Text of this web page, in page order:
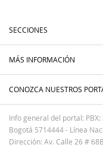
SECCIONES
MÁS INFORMACIÓN
CONOZCA NUESTROS
Info general del portal: PBX:
Bogotá 5714444 - Línea
Dirección: Av. Calle 26 #